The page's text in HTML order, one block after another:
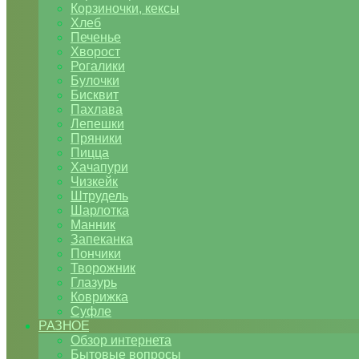
Корзиночки, кексы
Хлеб
Печенье
Хворост
Рогалики
Булочки
Бисквит
Пахлава
Лепешки
Пряники
Пицца
Хачапури
Чизкейк
Штрудель
Шарлотка
Манник
Запеканка
Пончики
Творожник
Глазурь
Коврижка
Суфле
РАЗНОЕ
Обзор интернета
Бытовые вопросы